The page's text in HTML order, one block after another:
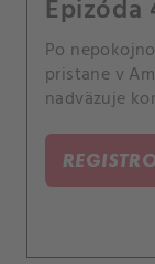
Epizóda
Po
pristane v
nadväzuje